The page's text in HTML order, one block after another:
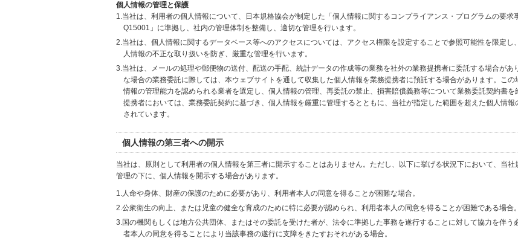
個人情報の管理と保護
1.当社は、利用者の個人情報について、日本規格協会が制定した「個人情報に関するコンプライアンス・プログラムの要
Q15001」に準拠し、社内の管理体制を整備し、適切な管理を行います。
2.当社は、個人情報に関するデータベース等へのアクセスについては、アクセス権限を設定することで参照可能性を限定し
人情報の不正な取り扱いを防ぎ、厳重な管理を行います。
3.当社は、メールの処理や郵便物の送付、配送の手配、統計データの作成等の業務を社外の業務提携者に委託する場合があ
な場合の業務委託に際しては、本ウェブサイトを通して収集した個人情報を業務提携者に預託する場合があります。この
情報の管理能力を認められる業者を選定し、個人情報の管理、再委託の禁止、損害賠償義務等について業務委託契約書を
提携者においては、業務委託契約に基づき、個人情報を厳重に管理するとともに、当社が指定した範囲を超えた個人情報
されています。
個人情報の第三者への開示
当社は、原則として利用者の個人情報を第三者に開示することはありません。ただし、以下に挙げる状況下において、当社
管理の下に、個人情報を開示する場合があります。
1.人命や身体、財産の保護のために必要があり、利用者本人の同意を得ることが困難な場合。
2.公衆衛生の向上、または児童の健全な育成のために特に必要が認められ、利用者本人の同意を得ることが困難である場合。
3.国の機関もしくは地方公共団体、またはその委託を受けた者が、法令に準拠した事務を遂行することに対して協力を伴う
者本人の同意を得ることにより当該事務の遂行に支障をきたすおそれがある場合。